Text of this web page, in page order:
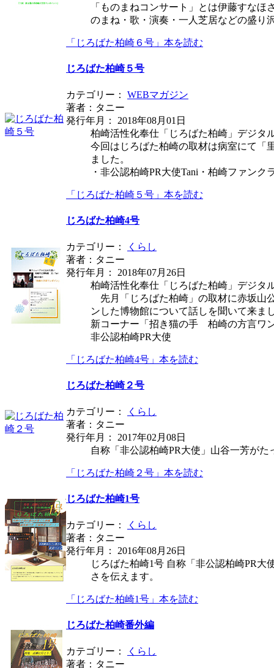
「ものまねコンサート」とは伊藤すな
のまね・歌・演奏・一人芝居などの盛り
「じろばた柏崎６号」本を読む
じろばた柏崎５号
カテゴリー： WEBマガジン
著者：タニー
発行年月： 2018年08月01日
柏崎活性化奉仕「じろばた柏崎」デジタ
今回はじろばた柏崎の取材は病室にて「
ました。
・非公認柏崎PR大使Tani・柏崎ファンク
「じろばた柏崎５号」本を読む
じろばた柏崎4号
カテゴリー：
くらし
著者：タニー
発行年月： 2018年07月26日
柏崎活性化奉仕「じろばた柏崎」デジタ
先月「じろばた柏崎」の取材に赤坂山
ンした博物館について話しを聞いて来ま
新コーナー「招き猫の手 柏崎の方言ワ
非公認柏崎PR大使
「じろばた柏崎4号」本を読む
じろばた柏崎２号
カテゴリー：
くらし
著者：タニー
発行年月： 2017年02月08日
自称「非公認柏崎PR大使」山谷一芳が
「じろばた柏崎２号」本を読む
じろばた柏崎1号
カテゴリー：
くらし
著者：タニー
発行年月： 2016年08月26日
じろばた柏崎1号 自称「非公認柏崎PR
さを伝えます。
「じろばた柏崎1号」本を読む
じろばた柏崎番外編
カテゴリー：
くらし
著者：タニー